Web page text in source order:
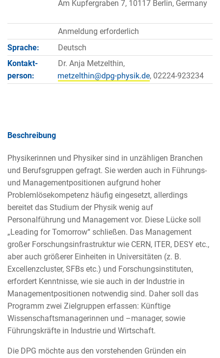
Am Kupfergraben 7, 10117 Berlin, Germany
Anmeldung erforderlich
Sprache:
Deutsch
Kontakt­
person:
Dr. Anja Metzelthin,
, 02224-923234
Beschreibung
Physikerinnen und Physiker sind in unzähligen Branchen
und Berufsgruppen gefragt. Sie werden auch in Führungs-
und Managementpositionen aufgrund hoher
Problemlösekompetenz häufig eingesetzt, allerdings
bereitet das Studium der Physik wenig auf
Personalführung und Management vor. Diese Lücke soll
„Leading for Tomorrow“ schließen. Das Management
großer Forschungsinfrastruktur wie CERN, ITER, DESY etc.,
aber auch größerer Einheiten in Universitäten (z. B.
Excellenzcluster, SFBs etc.) und Forschungsinstituten,
erfordert Kenntnisse, wie sie auch in der Industrie in
Managementpositionen notwendig sind. Daher soll das
Programm zwei Zielgruppen erfassen: Künftige
Wissenschaftsmanagerinnen und –manager, sowie
Führungskräfte in Industrie und Wirtschaft.
Die DPG möchte aus den vorstehenden Gründen ein